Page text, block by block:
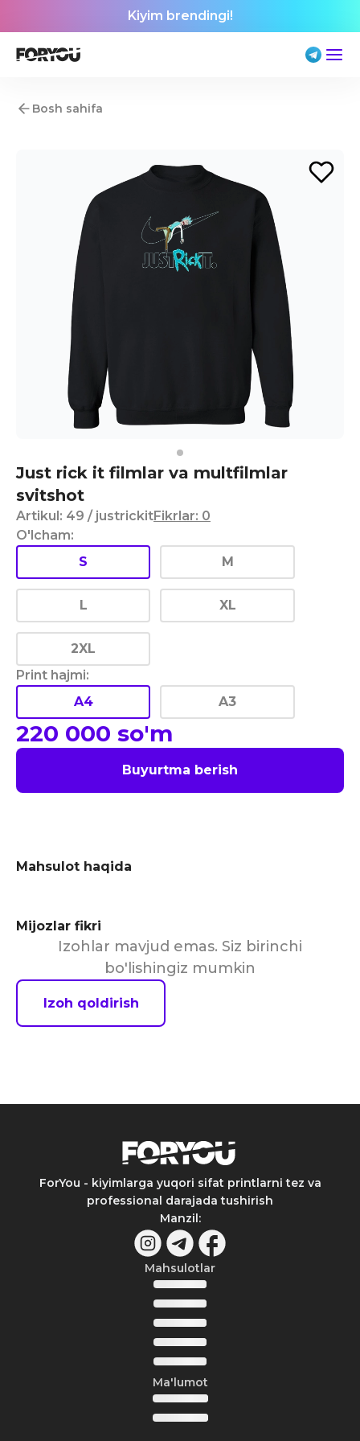
Kiyim brendingi!
Bosh sahifa
Just rick it filmlar va multfilmlar
svitshot
Artikul: 49 / justrickitFikrlar: 0
O'lcham:
S
M
L XL
2XL
Print hajmi:
A4
A3
220 000 so'm
Buyurtma berish
Mahsulot haqida
Mijozlar fikri
Izohlar mavjud emas. Siz birinchi
bo'lishingiz mumkin
Izoh qoldirish
ForYou - kiyimlarga yuqori sifat printlarni tez va
professional darajada tushirish
Manzil:
Mahsulotlar
Ma'lumot